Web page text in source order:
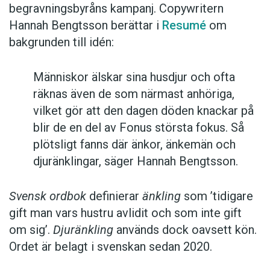
begravningsbyråns kampanj. Copywritern
Hannah Bengtsson berättar i Resumé om
bakgrunden till idén:
Människor älskar sina husdjur och ofta
räknas även de som närmast anhöriga,
vilket gör att den dagen döden knackar på
blir de en del av Fonus största fokus. Så
plötsligt fanns där änkor, änkemän och
djuränklingar, säger Hannah Bengtsson.
Svensk ordbok definierar änkling som ’tidigare
gift man vars hustru av­lidit och som inte gift
om sig’. Djuränkling används dock oavsett kön.
Ordet är belagt i svenskan sedan 2020.